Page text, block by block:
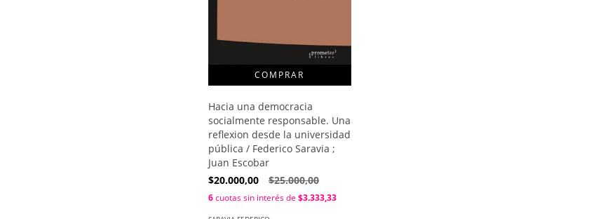
Hacia una democracia
socialmente responsable. Una
reflexion desde la universidad
pública / Federico Saravia ;
Juan Escobar
$20.000,00
$25.000,00
6cuotas sin interés de $3.333,33